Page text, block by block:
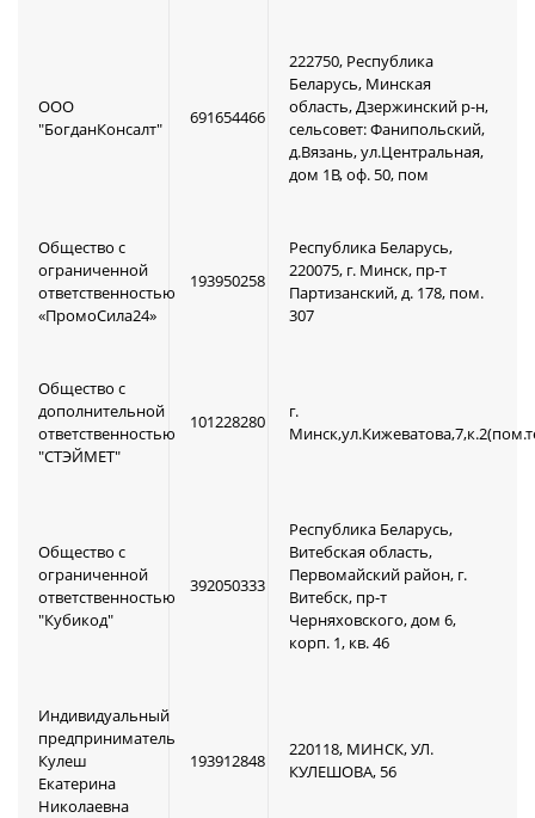
ООО
"БогданКонсалт"
691654466
222750, Республика
Беларусь, Минская
область, Дзержинский р-н,
сельсовет: Фанипольский,
д.Вязань, ул.Центральная,
дом 1В, оф. 50, пом
Общество с
ограниченной
ответственностью
«ПромоСила24»
193950258
Республика Беларусь,
220075, г. Минск, пр-т
Партизанский, д. 178, пом.
307
Общество с
дополнительной
ответственностью
"СТЭЙМЕТ"
101228280
г.
Общество с
ограниченной
ответственностью
"Кубикод"
392050333
Республика Беларусь,
Витебская область,
Первомайский район, г.
Витебск, пр-т
Черняховского, дом 6,
корп. 1, кв. 46
Индивидуальный
предприниматель
Кулеш
Екатерина
Николаевна
193912848
220118, МИНСК, УЛ.
КУЛЕШОВА, 56